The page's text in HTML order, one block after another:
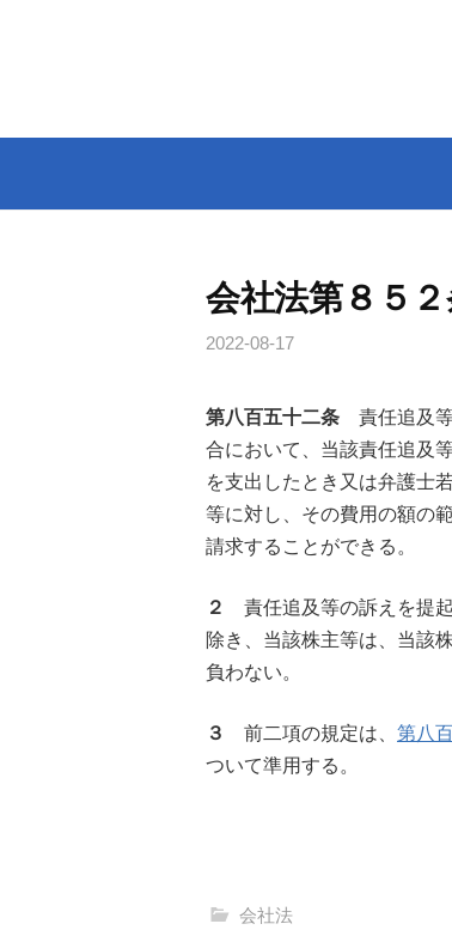
ツ
ス
会社法第８５２
2022-08-17
第八百五十二条 責任追及
合において、当該責任追及
を支出したとき又は弁護士
等に対し、その費用の額の
請求することができる。
２
責任追及等の訴えを提
除き、当該株主等は、当該
負わない。
３ 前二項の規定は、 第八
ついて準用する。
会社法